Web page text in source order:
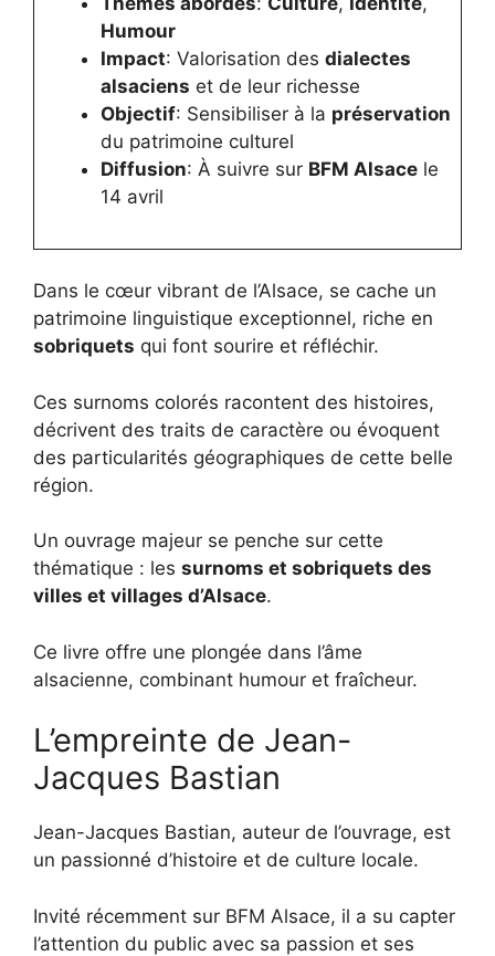
Humour
Impact: Valorisation des dialectes
alsaciens et de leur richesse
Objectif: Sensibiliser à la préservation
du patrimoine culturel
Diffusion: À suivre sur BFM Alsacele
14 avril
Dans le cœur vibrant de l’Alsace, se cache un
patrimoine linguistique exceptionnel, riche en
sobriquets qui font sourire et réfléchir.
Ces surnoms colorés racontent des histoires,
décrivent des traits de caractère ou évoquent
des particularités géographiques de cette belle
région.
Un ouvrage majeur se penche sur cette
thématique : les surnoms et sobriquets des
villes et villages d’Alsace.
Ce livre offre une plongée dans l’âme
alsacienne, combinant humour et fraîcheur.
L’empreinte de Jean-
Jacques Bastian
Jean-Jacques Bastian, auteur de l’ouvrage, est
un passionné d’histoire et de culture locale.
Invité récemment sur BFM Alsace, il a su capter
l’attention du public avec sa passion et ses